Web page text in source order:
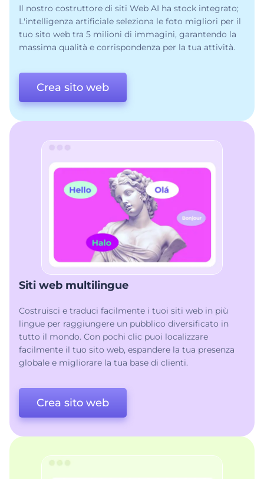
Il nostro costruttore di siti Web AI ha stock integrato;
L'intelligenza artificiale seleziona le foto migliori per il
tuo sito web tra 5 milioni di immagini, garantendo la
massima qualità e corrispondenza per la tua attività.
Crea sito web
Siti web multilingue
Costruisci e traduci facilmente i tuoi siti web in più
lingue per raggiungere un pubblico diversificato in
tutto il mondo. Con pochi clic puoi localizzare
facilmente il tuo sito web, espandere la tua presenza
globale e migliorare la tua base di clienti.
Crea sito web